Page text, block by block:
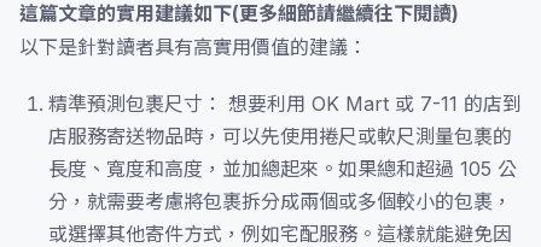
這篇文章的實用建議如下(更多細節請繼續往下閱讀)
以下是針對讀者具有高實用價值的建議：
精準預測包裹尺寸： 想要利用 OK Mart 或 7-11 的店到
店服務寄送物品時，可以先使用捲尺或軟尺測量包裹的
長度、寬度和高度，並加總起來。如果總和超過 105 公
分，就需要考慮將包裹拆分成兩個或多個較小的包裹，
或選擇其他寄件方式，例如宅配服務。這樣就能避免因